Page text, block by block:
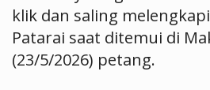
klik dan saling
Patarai saat ditemui di
(23/5/2026) petang.